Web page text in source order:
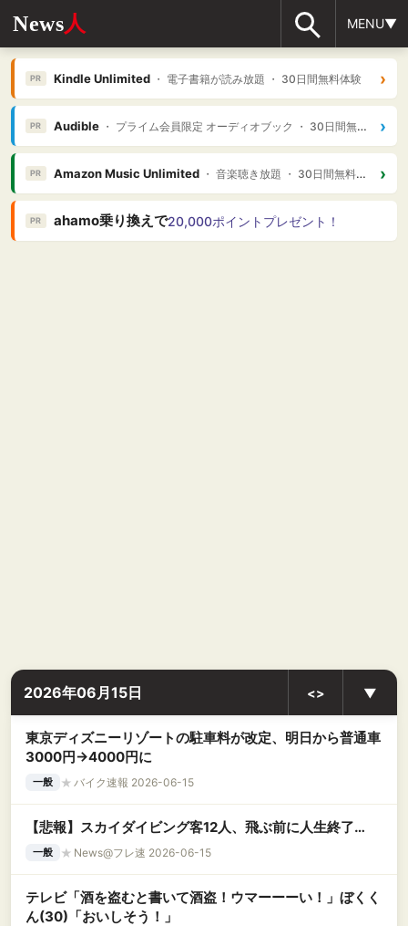
News人 MENU▼
PR Kindle Unlimited・ 電子書籍が読み放題 ・ 30日間無料体験 ›
PR Audible・ プライム会員限定 オーディオブック ・ 30日間無料体験 ›
PR Amazon Music Unlimited・ 音楽聴き放題 ・ 30日間無料体験 ›
PR ahamo乗り換えで20,000ポイントプレゼント！
2026年06月15日 <> ▼
東京ディズニーリゾートの駐車料が改定、明日から普通車
3000円→4000円に
一般 ★ バイク速報 2026-06-15
【悲報】スカイダイビング客12人、飛ぶ前に人生終了…
一般 ★ News@フレ速 2026-06-15
テレビ「酒を盗むと書いて酒盗！ウマーーーい！」ぼくく
ん(30)「おいしそう！」